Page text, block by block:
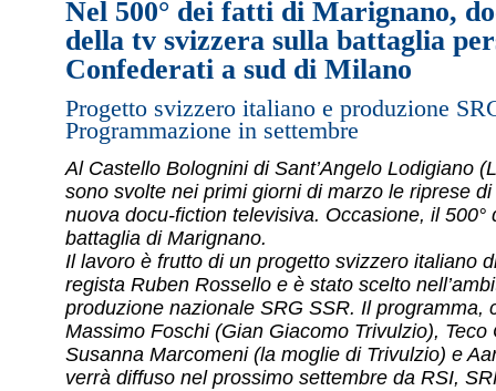
Nel 500° dei fatti di Marignano,
della tv svizzera sulla battaglia
Confederati a sud di Milano
Progetto svizzero italiano e produzione
Programmazione in settembre
Al Castello Bolognini di Sant’Angelo Lodigiano
sono svolte nei primi giorni di marzo le riprese di
nuova docu-fiction televisiva. Occasione, il 500°
battaglia di Marignano.
Il lavoro è frutto di un progetto svizzero italiano
regista Ruben Rossello e è stato scelto
produzione nazionale SRG SSR. Il programma,
Massimo Foschi (Gian Giacomo Trivulzio), Teco
Susanna Marcomeni (la moglie di Trivulzio) e
verrà diffuso nel prossimo settembre da RSI,